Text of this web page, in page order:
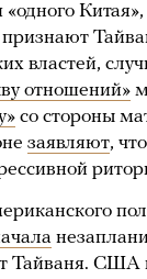
властей,
отношений»
со стороны
заявляют,
Тайваня. США